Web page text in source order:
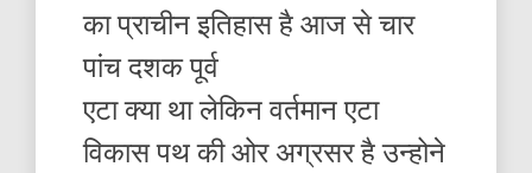
का प्राचीन इतिहास है आज से चार
पांच दशक पूर्व
एटा क्या था लेकिन वर्तमान एटा
विकास पथ की ओर अग्रसर है उन्होने